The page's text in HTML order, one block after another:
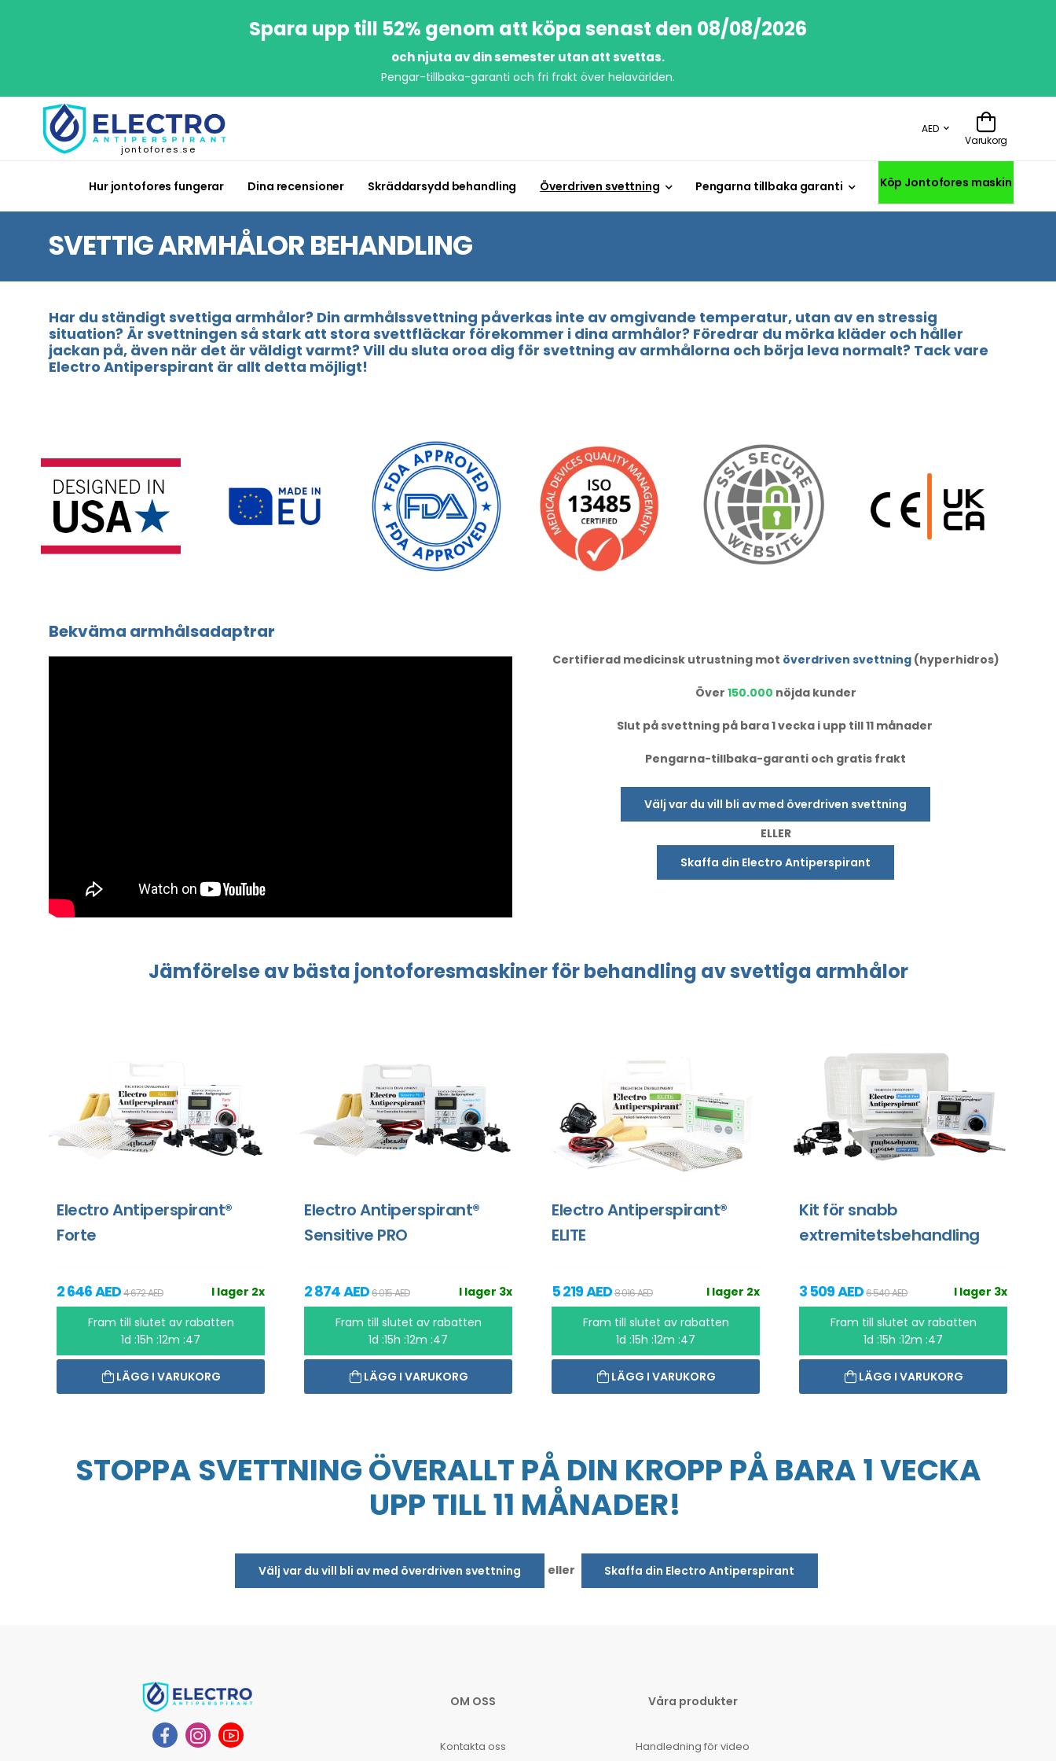
Spara upp till 52% genom att köpa senast den 08/08/2026
och njuta av din semester utan att svettas.
Pengar-tillbaka-garanti och fri frakt över helavärlden.
jontofores.se
AED
Varukorg
Hur jontofores fungerar Dina recensioner Skräddarsydd behandling Överdriven svettning Pengarna tillbaka garanti Köp Jontofores maskin
SVETTIG ARMHÅLOR BEHANDLING
Har du ständigt svettiga armhålor? Din armhålssvettning påverkas inte av omgivande temperatur, utan av en stressig
situation? Är svettningen så stark att stora svettfläckar förekommer i dina armhålor? Föredrar du mörka kläder och håller
jackan på, även när det är väldigt varmt? Vill du sluta oroa dig för svettning av armhålorna och börja leva normalt? Tack vare
Electro Antiperspirant är allt detta möjligt!
Bekväma armhålsadaptrar
Certifierad medicinsk utrustning mot överdriven svettning(hyperhidros)
Över 150.000 nöjda kunder
Slut på svettning på bara 1 vecka i upp till 11 månader
Pengarna-tillbaka-garanti och gratis frakt
Välj var du vill bli av med överdriven svettning
ELLER
Skaffa din Electro Antiperspirant
Jämförelseav bästa jontoforesmaskinerför behandling av svettiga armhålor
Electro Antiperspirant®
Forte
I lager 2x
2 646 AED4 672 AED
Fram till slutet av rabatten
1d :15h :12m :46
LÄGG I VARUKORG
Electro Antiperspirant®
Sensitive PRO
I lager 3x
2 874 AED6 015 AED
Fram till slutet av rabatten
1d :15h :12m :46
LÄGG I VARUKORG
Electro Antiperspirant®
ELITE
I lager 2x
5 219 AED8 016 AED
Fram till slutet av rabatten
1d :15h :12m :46
LÄGG I VARUKORG
Kit för snabb
extremitetsbehandling
I lager 3x
3 509 AED6 540 AED
Fram till slutet av rabatten
1d :15h :12m :46
LÄGG I VARUKORG
STOPPA SVETTNING ÖVERALLT PÅ DIN KROPP PÅ BARA 1 VECKA
UPP TILL 11 MÅNADER!
Välj var du vill bli av med överdriven svettning eller Skaffa din Electro Antiperspirant
OM OSS
Kontakta oss
Våra produkter
Handledning för video